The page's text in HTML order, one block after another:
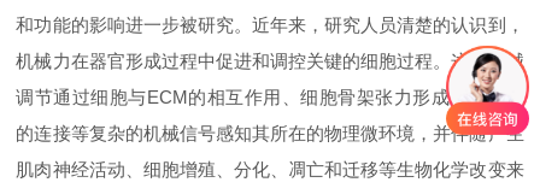
和功能的影响进一步被研究。近年来，研究人员清楚的认识到，
机械力在器官形成过程中促进和调控关键的细胞过程。这类机械
调节通过细胞与ECM的相互作用、细胞骨架张力形成、细胞间
的连接等复杂的机械信号感知其所在的物理微环境，并伴随产生
肌肉神经活动、细胞增殖、分化、凋亡和迁移等生物化学改变来